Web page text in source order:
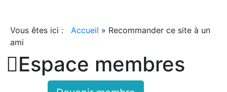
Vous êtes ici : Accueil » Recommander ce site à un
ami
Espace membres